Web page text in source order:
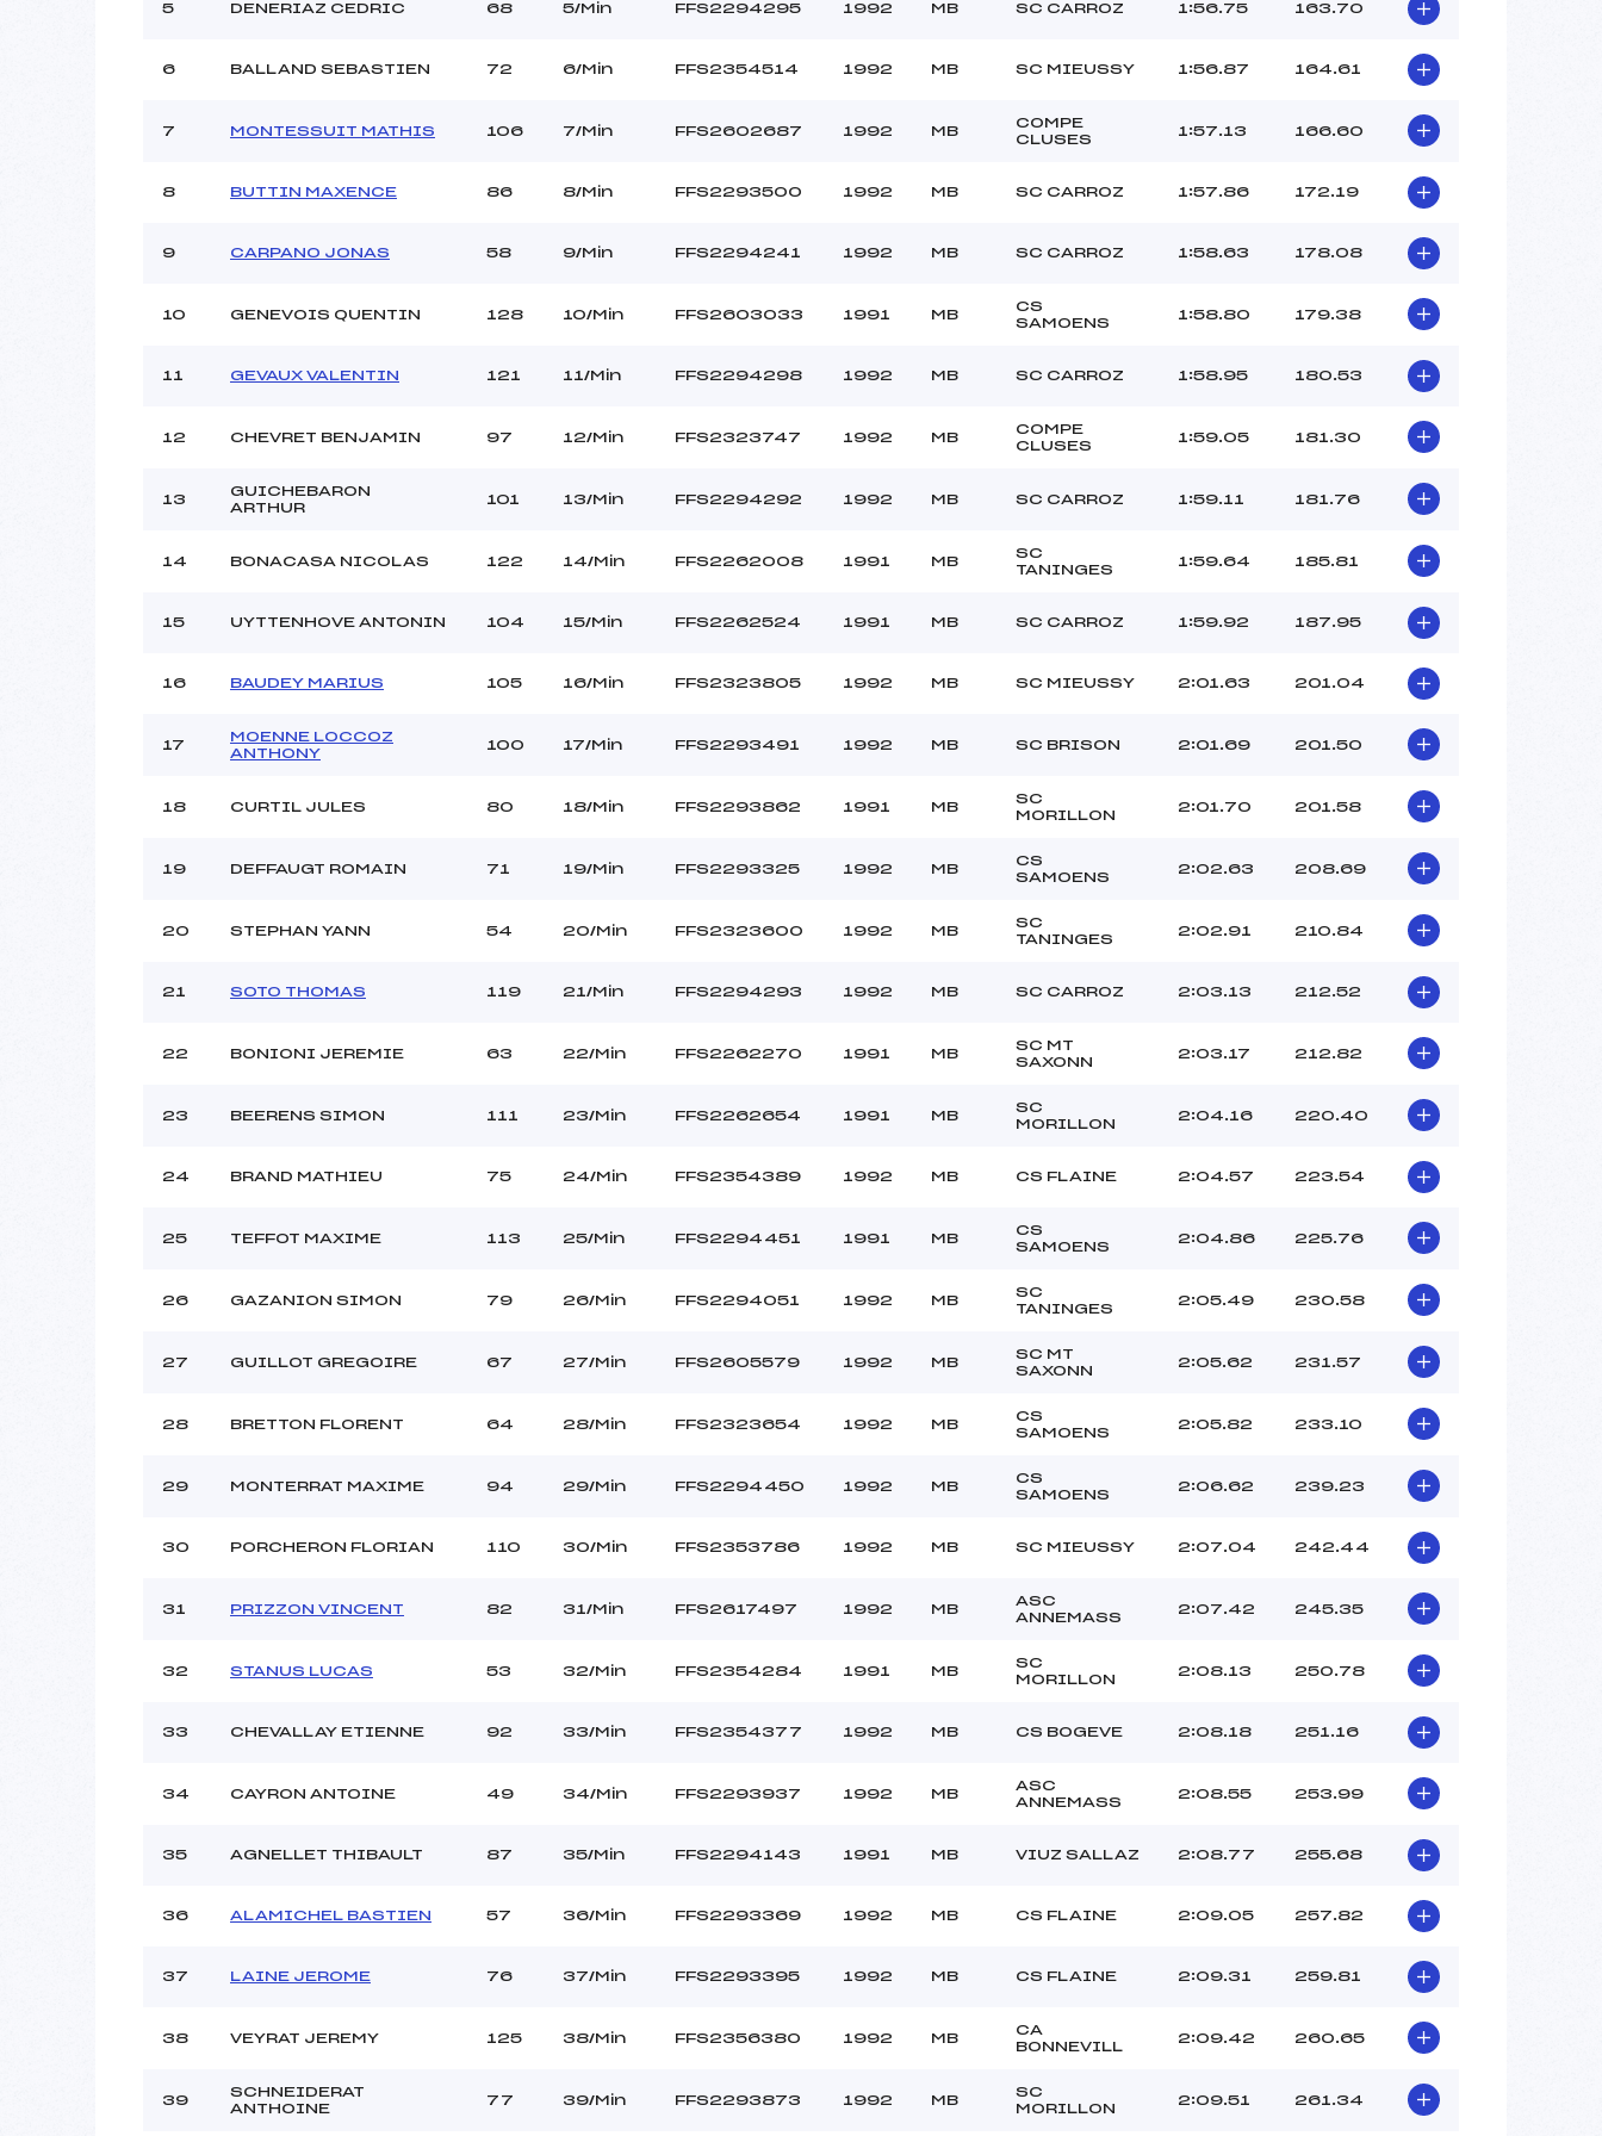
Pénalité appliquée :
140.2800
5 DENERIAZ CEDRIC 68 5/Min FFS2294295 1992 MB SC CARROZ 1:56.75 163.70
6 BALLAND SEBASTIEN 72 6/Min FFS2354514 1992 MB SC MIEUSSY 1:56.87 164.61
7 MONTESSUIT MATHIS 106 7/Min FFS2602687 1992 MB
COMPE
CLUSES
1:57.13 166.60
8 BUTTIN MAXENCE 86 8/Min FFS2293500 1992 MB SC CARROZ 1:57.86 172.19
9 CARPANO JONAS 58 9/Min FFS2294241 1992 MB SC CARROZ 1:58.63 178.08
10 GENEVOIS QUENTIN 128 10/Min FFS2603033 1991 MB
CS
SAMOENS
1:58.80 179.38
11 GEVAUX VALENTIN 121 11/Min FFS2294298 1992 MB SC CARROZ 1:58.95 180.53
12 CHEVRET BENJAMIN 97 12/Min FFS2323747 1992 MB
COMPE
CLUSES
1:59.05 181.30
13
GUICHEBARON
ARTHUR
101 13/Min FFS2294292 1992 MB SC CARROZ 1:59.11 181.76
14 BONACASA NICOLAS 122 14/Min FFS2262008 1991 MB
SC
TANINGES
1:59.64 185.81
15 UYTTENHOVE ANTONIN 104 15/Min FFS2262524 1991 MB SC CARROZ 1:59.92 187.95
16 BAUDEY MARIUS 105 16/Min FFS2323805 1992 MB SC MIEUSSY 2:01.63 201.04
17
MOENNE LOCCOZ
ANTHONY
100 17/Min FFS2293491 1992 MB SC BRISON 2:01.69 201.50
18 CURTIL JULES 80 18/Min FFS2293862 1991 MB
SC
MORILLON
2:01.70 201.58
19 DEFFAUGT ROMAIN 71 19/Min FFS2293325 1992 MB
CS
SAMOENS
2:02.63 208.69
20 STEPHAN YANN 54 20/Min FFS2323600 1992 MB
SC
TANINGES
2:02.91 210.84
21 SOTO THOMAS 119 21/Min FFS2294293 1992 MB SC CARROZ 2:03.13 212.52
22 BONIONI JEREMIE 63 22/Min FFS2262270 1991 MB
SC MT
SAXONN
2:03.17 212.82
23 BEERENS SIMON 111 23/Min FFS2262654 1991 MB
SC
MORILLON
2:04.16 220.40
24 BRAND MATHIEU 75 24/Min FFS2354389 1992 MB CS FLAINE 2:04.57 223.54
25 TEFFOT MAXIME 113 25/Min FFS2294451 1991 MB
CS
SAMOENS
2:04.86 225.76
26 GAZANION SIMON 79 26/Min FFS2294051 1992 MB
SC
TANINGES
2:05.49 230.58
27 GUILLOT GREGOIRE 67 27/Min FFS2605579 1992 MB
SC MT
SAXONN
2:05.62 231.57
28 BRETTON FLORENT 64 28/Min FFS2323654 1992 MB
CS
SAMOENS
2:05.82 233.10
29 MONTERRAT MAXIME 94 29/Min FFS2294450 1992 MB
CS
SAMOENS
2:06.62 239.23
30 PORCHERON FLORIAN 110 30/Min FFS2353786 1992 MB SC MIEUSSY 2:07.04 242.44
31 PRIZZON VINCENT 82 31/Min FFS2617497 1992 MB
ASC
ANNEMASS
2:07.42 245.35
32 STANUS LUCAS 53 32/Min FFS2354284 1991 MB
SC
MORILLON
2:08.13 250.78
33 CHEVALLAY ETIENNE 92 33/Min FFS2354377 1992 MB CS BOGEVE 2:08.18 251.16
34 CAYRON ANTOINE 49 34/Min FFS2293937 1992 MB
ASC
ANNEMASS
2:08.55 253.99
35 AGNELLET THIBAULT 87 35/Min FFS2294143 1991 MB VIUZ SALLAZ 2:08.77 255.68
36 ALAMICHEL BASTIEN 57 36/Min FFS2293369 1992 MB CS FLAINE 2:09.05 257.82
37 LAINE JEROME 76 37/Min FFS2293395 1992 MB CS FLAINE 2:09.31 259.81
38 VEYRAT JEREMY 125 38/Min FFS2356380 1992 MB
CA
BONNEVILL
2:09.42 260.65
39
SCHNEIDERAT
ANTHOINE
77 39/Min FFS2293873 1992 MB
SC
MORILLON
2:09.51 261.34